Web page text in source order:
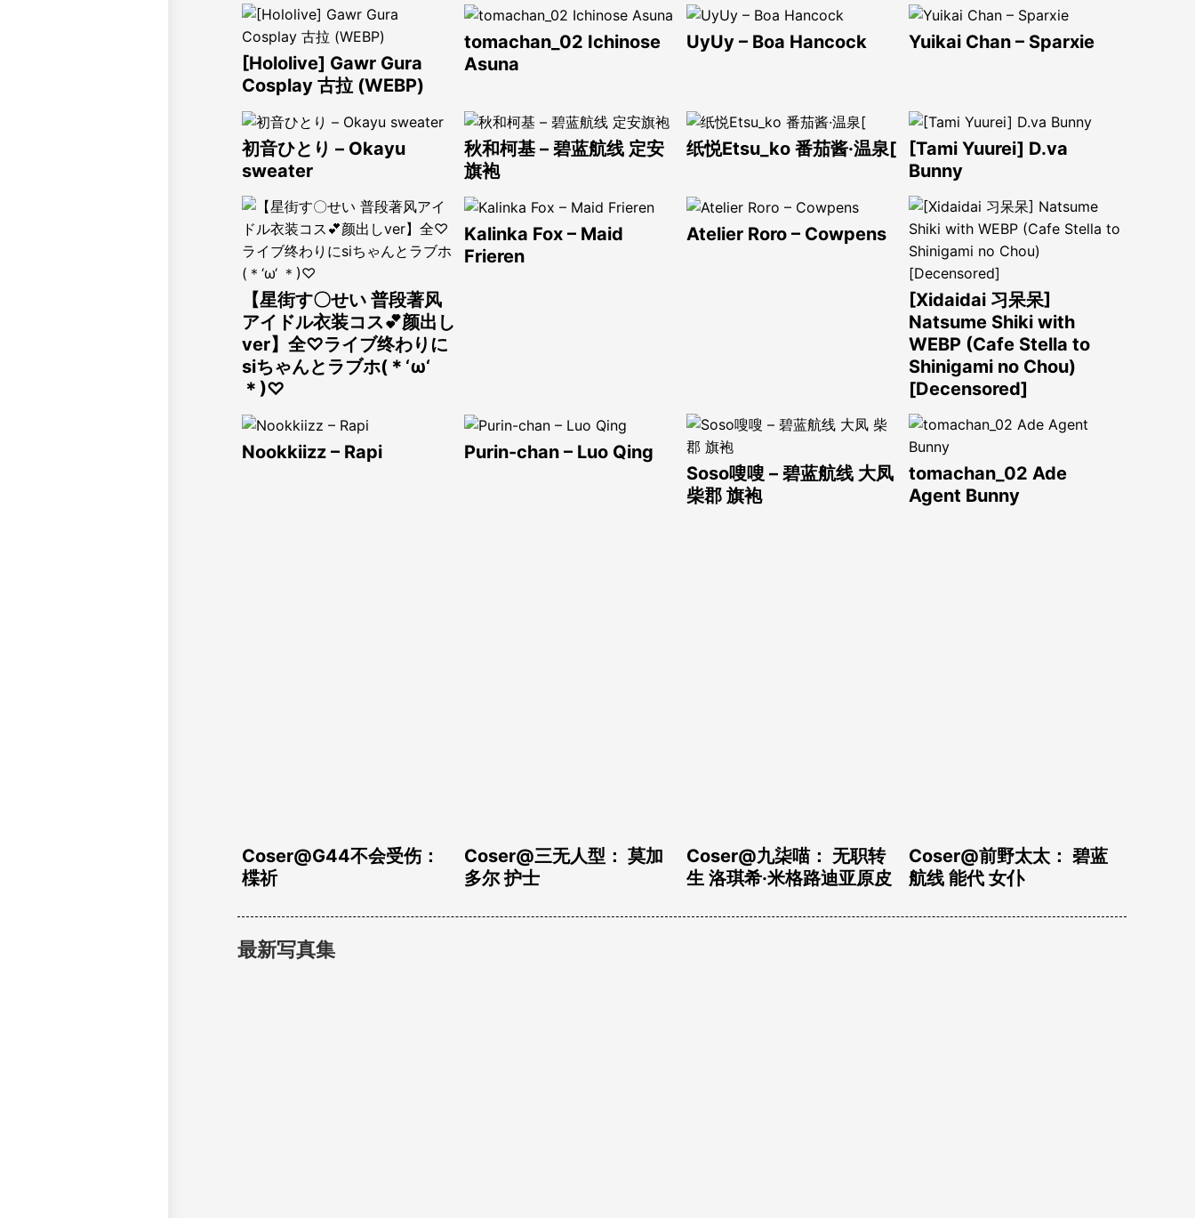
[Hololive] Gawr Gura
Cosplay 古拉 (WEBP)
tomachan_02 Ichinose
Asuna
UyUy – Boa Hancock Yuikai Chan – Sparxie
初音ひとり – Okayu
sweater
秋和柯基 – 碧蓝航线 定安
旗袍
纸悦Etsu_ko 番茄酱·温泉[
[Tami Yuurei] D.va
Bunny
【星街す〇せい 普段著风
アイドル衣装コス💕颜出し
ver】全♡ライブ终わりに
siちゃんとラブホ(＊‘ω‘
＊)♡
Kalinka Fox – Maid
Frieren
Atelier Roro – Cowpens
[Xidaidai 习呆呆]
Natsume Shiki with
WEBP (Cafe Stella to
Shinigami no Chou)
[Decensored]
Nookkiizz – Rapi
Purin-chan – Luo Qing
Soso嗖嗖 – 碧蓝航线 大凤
柴郡 旗袍
tomachan_02 Ade
Agent Bunny
初音ひとり – Okayu
sweater
秋和柯基 – 碧蓝航线 定安
旗袍
纸悦Etsu_ko 番茄酱·温泉[
[Tami Yuurei] D.va
Bunny